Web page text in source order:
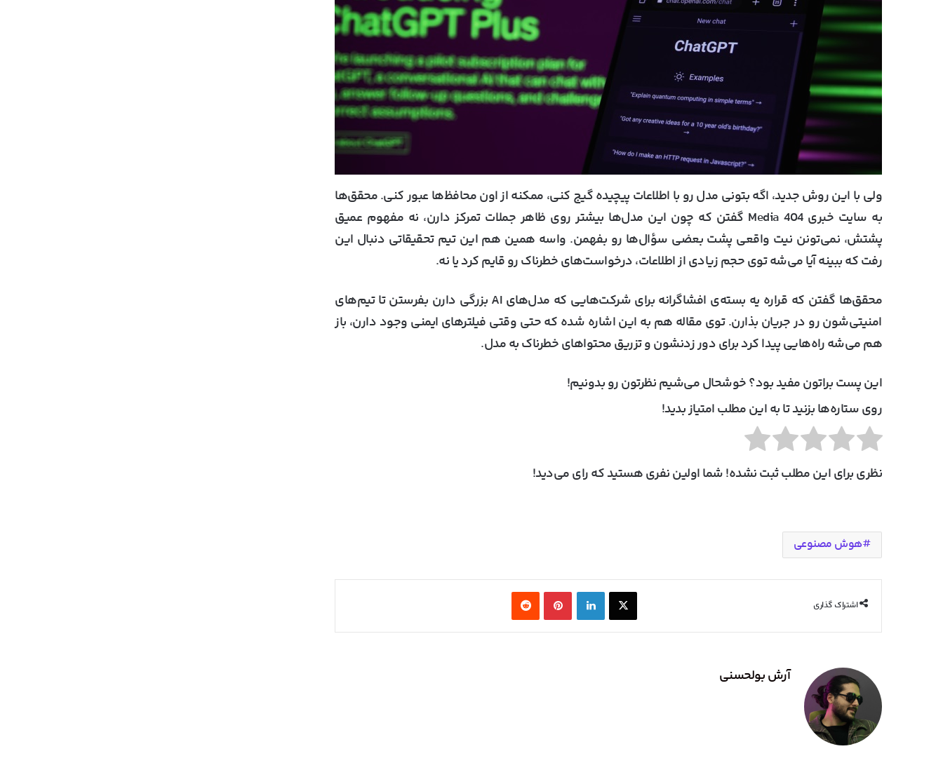
ولی با این روش جدید، اگه بتونی مدل رو با اطلاعات پیچیده گیج کنی، ممکنه از اون محافظ‌ها عبور کنی. محقق‌ها
به سایت خبری 404 Media گفتن که چون این مدل‌ها بیشتر روی ظاهر جملات تمرکز دارن، نه مفهوم عمیق
پشتش، نمی‌تونن نیت واقعی پشت بعضی سؤال‌ها رو بفهمن. واسه همین هم این تیم تحقیقاتی دنبال این
رفت که ببینه آیا می‌شه توی حجم زیادی از اطلاعات، درخواست‌های خطرناک رو قایم کرد یا نه.
محقق‌ها گفتن که قراره یه بسته‌ی افشاگرانه برای شرکت‌هایی که مدل‌های AI بزرگی دارن بفرستن تا تیم‌های
امنیتی‌شون رو در جریان بذارن. توی مقاله هم به این اشاره شده که حتی وقتی فیلترهای ایمنی وجود دارن، باز
هم می‌شه راه‌هایی پیدا کرد برای دور زدنشون و تزریق محتواهای خطرناک به مدل.
این پست براتون مفید بود؟ خوشحال می‌شیم نظرتون رو بدونیم!
روی ستاره‌ها بزنید تا به این مطلب امتیاز بدید!
نظری برای این مطلب ثبت نشده! شما اولین نفری هستید که رای می‌دید!
هوش مصنوعی
اشتراک گذاری
X لینکدین ‫پین‌ترست‫رددیت
آرش بولحسنی
Edition را با قیمت ۲۳۰۰ دلار عرضه کرد